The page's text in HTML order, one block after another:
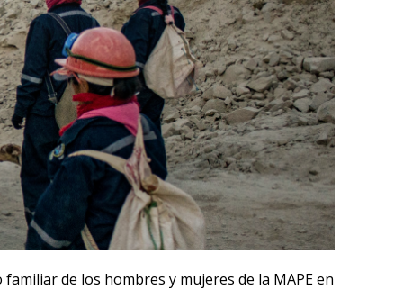
de los hombres y mujeres de la MAPE en